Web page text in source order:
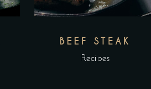
BEEF STEAK
Recipes